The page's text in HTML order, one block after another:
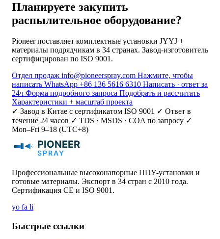
Планируете закупить
распылительное оборудование?
Pioneer поставляет комплектные установки JYYJ +
материалы подрядчикам в 34 странах. Завод-изготовитель
сертифицирован по ISO 9001.
Отдел продаж info@pioneerspray.com Нажмите, чтобы
написать WhatsApp +86 136 5616 6310 Написать · ответ за
24ч Форма подробного запроса Подобрать и рассчитать
Характеристики + масштаб проекта
✓ Завод в Китае с сертификатом ISO 9001 ✓ Ответ в
течение 24 часов ✓ TDS · MSDS · COA по запросу ✓
Mon–Fri 9–18 (UTC+8)
Профессиональные высоконапорные ППУ-установки и
готовые материалы. Экспорт в 34 стран с 2010 года.
Сертификация CE и ISO 9001.
yo fa li
Быстрые ссылки